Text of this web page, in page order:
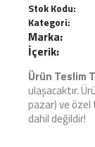
Stok Kodu:
Kategori:
Marka:
İçerik:
Ürün Teslim
ulaşacaktır.
pazar) ve
dahil değildir!